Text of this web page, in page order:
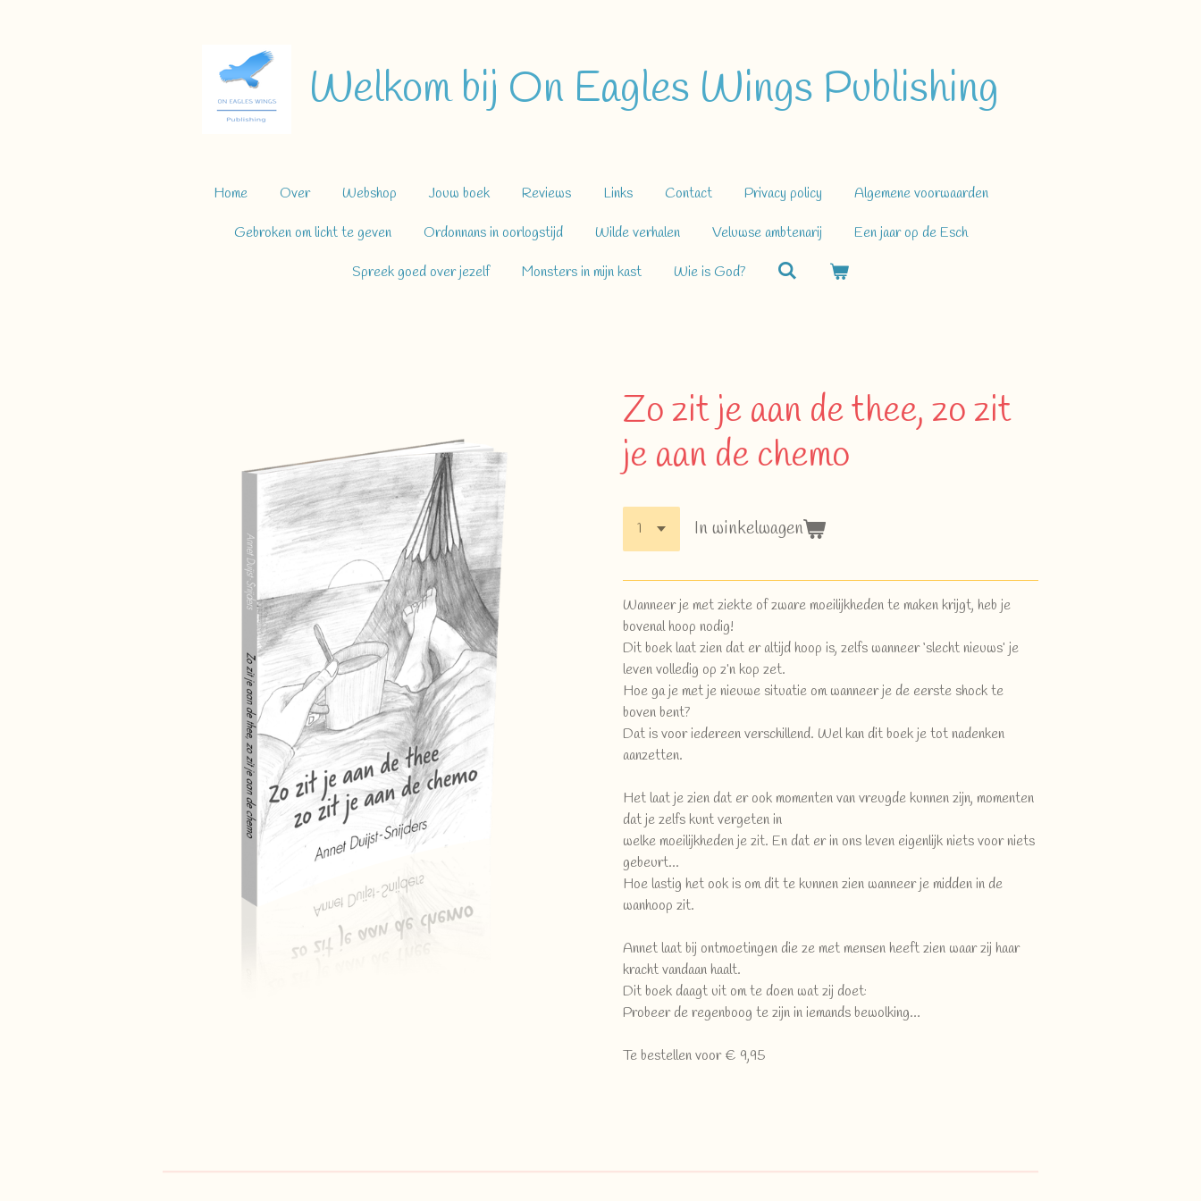
Welkom bij On Eagles Wings Publishing
Home Over Webshop Jouw boek Reviews Links Contact Privacy policy Algemene voorwaarden
Gebroken om licht te geven Ordonnans in oorlogstijd Wilde verhalen Veluwse ambtenarij Een jaar op de Esch
Spreek goed over jezelf Monsters in mijn kast Wie is God?
Zo zit je aan de thee, zo zit
je aan de chemo
In winkelwagen
Wanneer je met ziekte of zware moeilijkheden te maken krijgt, heb je
bovenal hoop nodig!
Dit boek laat zien dat er altijd hoop is, zelfs wanneer ‘slecht nieuws’ je
leven volledig op z’n kop zet.
Hoe ga je met je nieuwe situatie om wanneer je de eerste shock te
boven bent?
Dat is voor iedereen verschillend. Wel kan dit boek je tot nadenken
aanzetten.
Het laat je zien dat er ook momenten van vreugde kunnen zijn, momenten
dat je zelfs kunt vergeten in
welke moeilijkheden je zit. En dat er in ons leven eigenlijk niets voor niets
gebeurt...
Hoe lastig het ook is om dit te kunnen zien wanneer je midden in de
wanhoop zit.
Annet laat bij ontmoetingen die ze met mensen heeft zien waar zij haar
kracht vandaan haalt.
Dit boek daagt uit om te doen wat zij doet:
Probeer de regenboog te zijn in iemands bewolking…
Te bestellen voor € 9,95